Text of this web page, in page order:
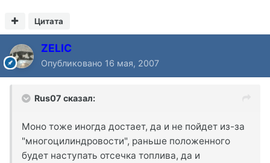
Цитата
ZELIC
Опубликовано 16 мая, 2007
Rus07 сказал:
Моно тоже иногда достает, да и не пойдет из-за
"многоцилиндровости", раньше положенного
будет наступать отсечка топлива, да и